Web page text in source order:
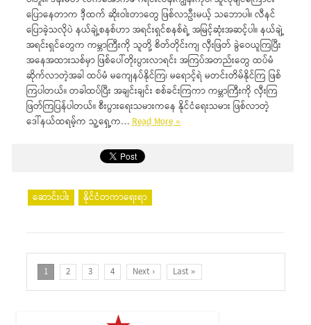
ပြောနေတာက ဒီ့ထက် ဆိုးဝါးတာတွေ ဖြစ်လာဦးမယ့် သဘောပါ။ လီနင်
ပြောခဲ့သလိုပဲ နယ်ချဲ့စနစ်ဟာ အရင်းရှင်စနစ်ရဲ့ အမြင့်ဆုံးအဆင့်ပါ။ နယ်ချဲ့
အရင်းရှင်တွေက ကမ္ဘာကြီးကို သူတို့ စိတ်တိုင်းကျ လှီးဖြတ် ခွဲဝေယူကြပြီး
အနေအထားသစ်မှာ ဖြစ်ပေါ်တိုးပွားလာရင်း အကြပ်အတည်းတွေ ထပ်မံ
ဆိုက်လာတဲ့အခါ ထပ်မံ မကျေနပ်နိုင်ကြ၊ မရောင့်ရဲ မတင်းတိမ်နိုင်ကြ ဖြစ်
ကြပါတယ်။ တခါထပ်ပြီး အချင်းချင်း စစ်ခင်းကြကာ ကမ္ဘာကြီးကို လှီးကြ
ဖြတ်ကြပြန်ပါတယ်။ စီးပွားရေးသမားကနေ နိုင်ငံရေးသမား ဖြစ်လာတဲ့
ဒေါ်နယ်ထရမ့်က သူ့ရှေ့က…Read More »
ဆောင်းပါး နိုင်ငံတကာရေးရာ
1 2 3 4 Next › Last »